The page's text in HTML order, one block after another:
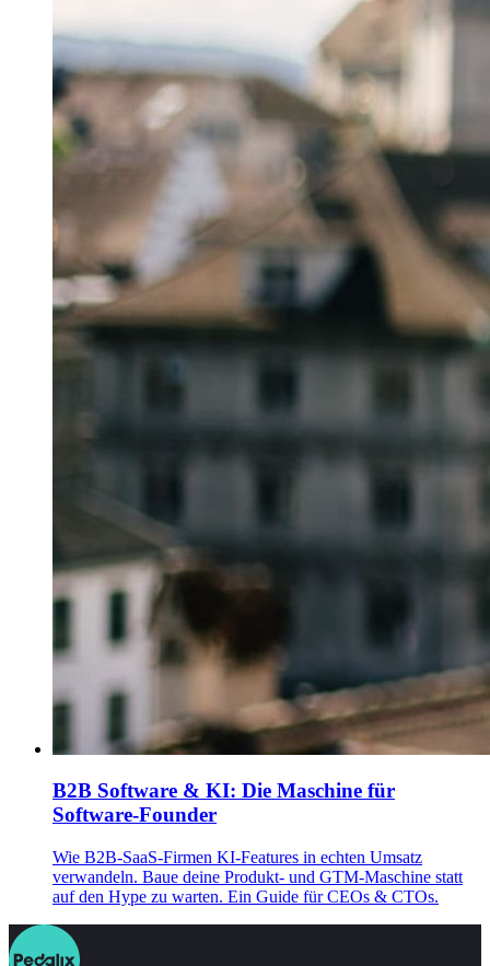
B2B Software & KI: Die Maschine für
Software-Founder
Wie B2B-SaaS-Firmen KI-Features in echten Umsatz
verwandeln. Baue deine Produkt- und GTM-Maschine statt
auf den Hype zu warten. Ein Guide für CEOs & CTOs.